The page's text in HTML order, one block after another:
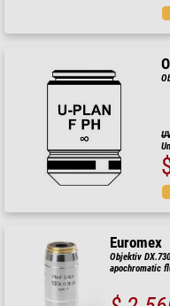
Euromex
Objektiv
apochromatic